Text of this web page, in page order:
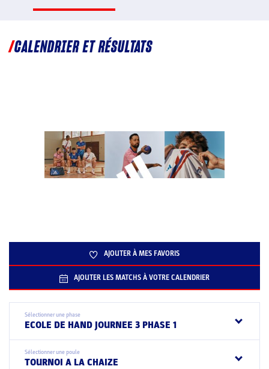
CALENDRIER ET RÉSULTATS
AJOUTER À MES FAVORIS
AJOUTER LES MATCHS À VOTRE CALENDRIER
Sélectionner une phase
ECOLE DE HAND JOURNEE 3 PHASE 1
Sélectionner une poule
TOURNOI A LA CHAIZE